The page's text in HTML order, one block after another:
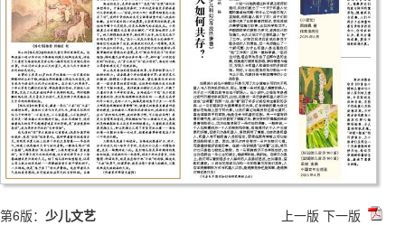
第6版： 少儿文艺 上一版 下一版